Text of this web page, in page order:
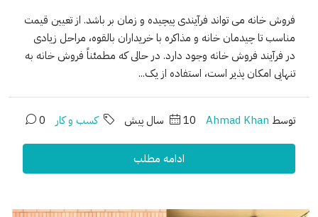
فروش خانه می تواند فرآیندی پیچیده و زمان بر باشد. از تعیین قیمت
مناسب تا چیدمان خانه و مذاکره با خریداران بالقوه، مراحل زیادی
در فرآیند فروش خانه وجود دارد. در حالی که مطمئناً فروش خانه به
تنهایی امکان پذیر است، استفاده از یک...
توسط Ahmad Khan 10 سال پیش کسب و کار 0
ادامه مطلب